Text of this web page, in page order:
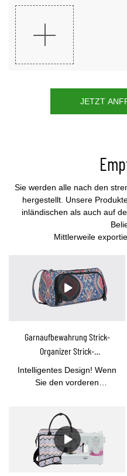
JETZT
Sie werden alle nach den
hergestellt. Unsere
inländischen als auch auf
Mittlerweile
Garnaufbewahrung Strick-
Organizer Strick-
Aufbewahrungstasche
Tragegarnhalter-YOUCCO
Intelligentes Design! Wenn
Sie den vorderen
durchsichtige PVC-
Rückwand die Farben des
Baumwollgarns schnell
sehen!Diese Stricktasche
zur Aufbewahrung von Garn